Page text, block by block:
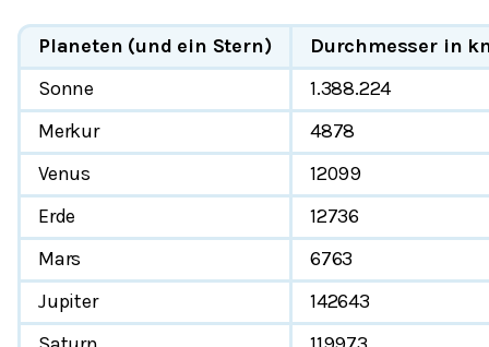
Planeten (und ein Stern)
Durchmesser in
Sonne
1.388.224
Merkur
4878
Venus
12099
Erde
12736
Mars
6763
Jupiter
142643